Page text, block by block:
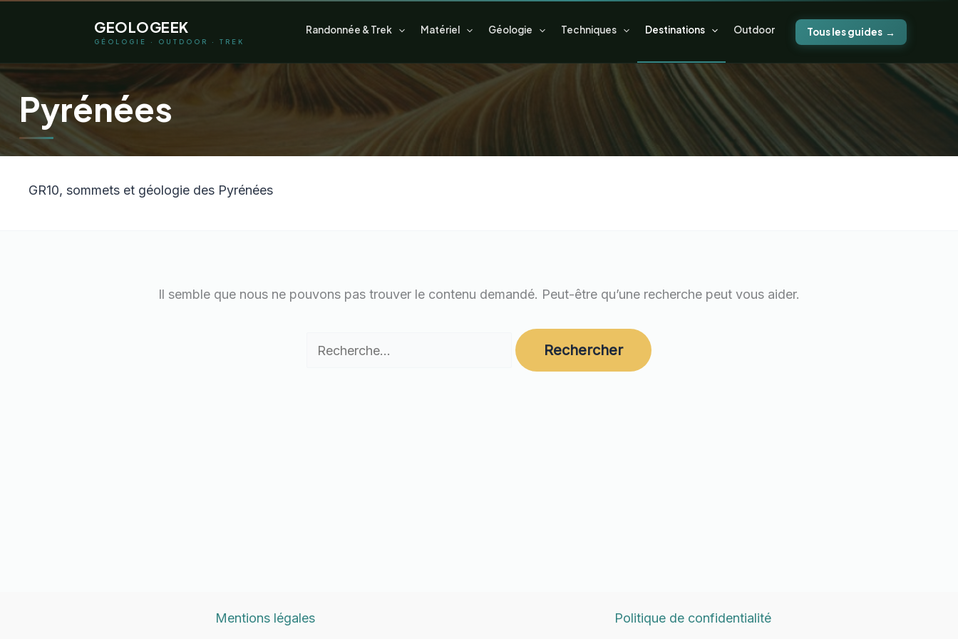
GEOLOGEEK
GÉOLOGIE · OUTDOOR · TREK
Randonnée & Trek Matériel Géologie Techniques Destinations Outdoor Tous les guides
Pyrénées
GR10, sommets et géologie des Pyrénées
Il semble que nous ne pouvons pas trouver le contenu demandé. Peut-être qu’une recherche peut vous aider.
Mentions légales Politique de confidentialité